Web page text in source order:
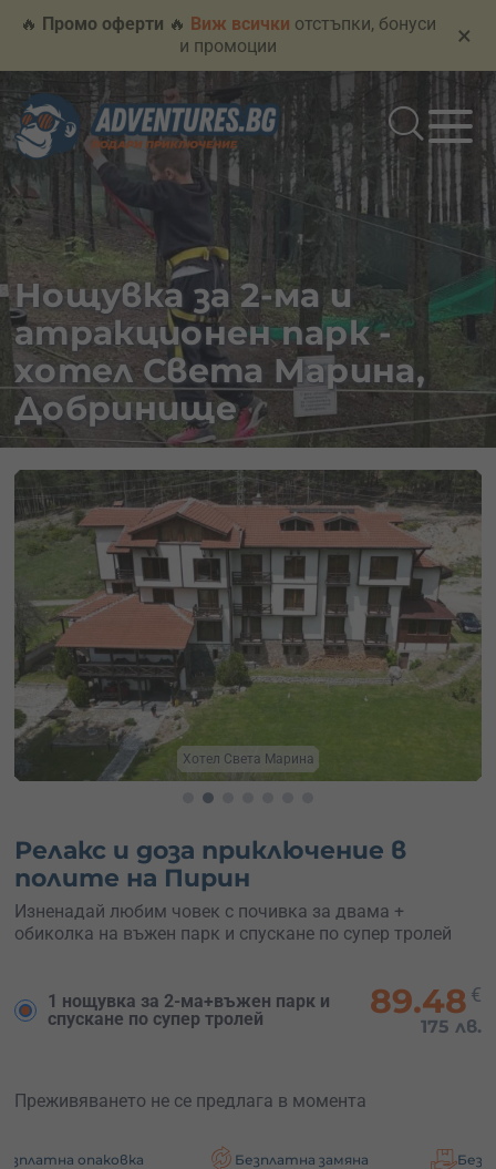
🔥 Промо оферти 🔥 Виж всички отстъпки, бонуси
и промоции
×
Нощувка за 2-ма и
атракционен парк -
хотел Света Марина,
Добринище
Планински гледки
Релакс и доза приключение в
полите на Пирин
Изненадай любим човек с почивка за двама +
обиколка на въжен парк и спускане по супер тролей
1 нощувка за 2-ма+въжен парк и
спускане по супер тролей
89.48 €
175 лв.
Преживяването не се предлага в момента
Безплатна замяна Безплатна